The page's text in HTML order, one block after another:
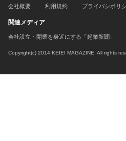
会社概要 利用規約 プライバシポリ
関連メディア
会社設立・開業を身近にする「起業新聞」
Copyright(c) 2014 KEIEI MAGAZINE. All rights